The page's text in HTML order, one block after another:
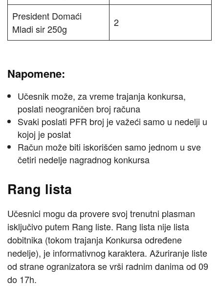
President Domaći
Mladi sir 250g
2
Napomene:
Učesnik može, za vreme trajanja konkursa,
poslati neograničen broj računa
Svaki poslati PFR broj je važeći samo u nedelji u
kojoj je poslat
Račun može biti iskorišćen samo jednom u sve
četiri nedelje nagradnog konkursa
Rang lista
Učesnici mogu da provere svoj trenutni plasman
isključivo putem Rang liste. Rang lista nije lista
dobitnika (tokom trajanja Konkursa određene
nedelje), je informativnog karaktera. Ažuriranje liste
od strane ogranizatora se vrši radnim danima od 09
do 17h.